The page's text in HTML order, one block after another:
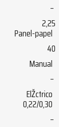
–
2,25
Panel-papel
40
Manual
–
ElŽctrico
0,22/0,30
–